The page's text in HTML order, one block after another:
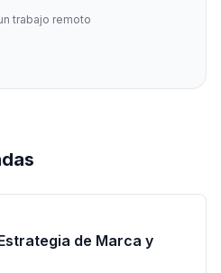
trabajo remoto
de Marca y